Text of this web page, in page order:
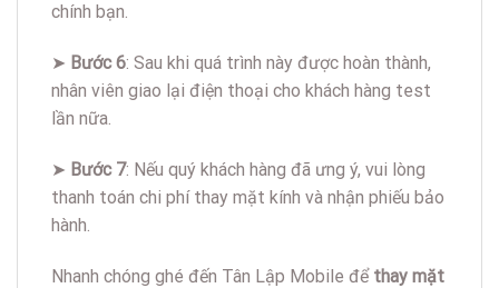
chính bạn.
➤ Bước 6: Sau khi quá trình này được hoàn thành,
nhân viên giao lại điện thoại cho khách hàng test
lần nữa.
➤ Bước 7: Nếu quý khách hàng đã ưng ý, vui lòng
thanh toán chi phí thay mặt kính và nhận phiếu bảo
hành.
Nhanh chóng ghé đến Tân Lập Mobile để thay mặt